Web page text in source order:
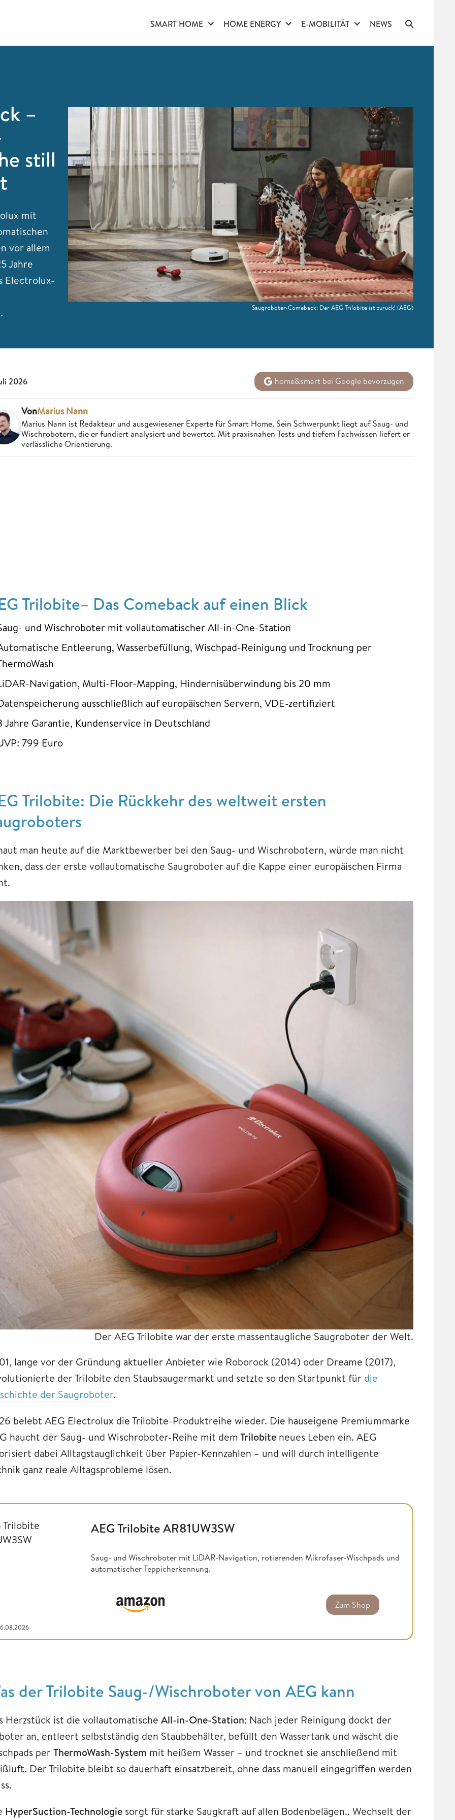
SMART HOME HOME ENERGY E-MOBILITÄT NEWS
–
still
mit
vor allem
Jahre
Electrolux-
Saugroboter-Comeback: Der AEG Trilobite ist zurück!(AEG)
2026 home&smart bei Google bevorzugen
VonMarius Nann
Marius Nann ist Redakteur und ausgewiesener Experte für Smart Home. Sein Schwerpunkt liegt auf Saug- und
Wischrobotern, die er fundiert analysiert und bewertet. Mit praxisnahen Tests und tiefem Fachwissen liefert er
verlässliche Orientierung.
Trilobite– Das Comeback auf einen Blick
und Wischroboter mit vollautomatischer All-in-One-Station
Entleerung, Wasserbefüllung, Wischpad-Reinigung und Trocknung per
Navigation, Multi-Floor-Mapping, Hindernisüberwindung bis 20 mm
ausschließlich auf europäischen Servern, VDE-zertifiziert
Jahre Garantie, Kundenservice in Deutschland
799 Euro
Trilobite: Die Rückkehr des weltweit ersten
man heute auf die Marktbewerber bei den Saug- und Wischrobotern, würde man nicht
dass der erste vollautomatische Saugroboter auf die Kappe einer europäischen Firma
Der AEG Trilobite war der erste massentaugliche Saugroboter der Welt.
lange vor der Gründung aktueller Anbieter wie Roborock (2014) oder Dreame (2017),
der Trilobite den Staubsaugermarkt und setzte so den Startpunkt für die
der Saugroboter.
belebt AEG Electrolux die Trilobite-Produktreihe wieder. Die hauseigene Premiummarke
haucht der Saug- und Wischroboter-Reihe mit dem Trilobite neues Leben ein. AEG
dabei Alltagstauglichkeit über Papier-Kennzahlen – und will durch intelligente
ganz reale Alltagsprobleme lösen.
AEG Trilobite AR81UW3SW
Saug- und Wischroboter mit LiDAR-Navigation, rotierenden Mikrofaser-Wischpads und
automatischer Teppicherkennung.
Zum Shop
der Trilobite Saug-/Wischroboter von AEG kann
Herzstück ist die vollautomatische All-in-One-Station: Nach jeder Reinigung dockt der
an, entleert selbstständig den Staubbehälter, befüllt den Wassertank und wäscht die
perThermoWash-System mit heißem Wasser – und trocknet sie anschließend mit
Der Trilobite bleibt so dauerhaft einsatzbereit, ohne dass manuell eingegriffen werden
HyperSuction-Technologie sorgt für starke Saugkraft auf allen Bodenbelägen.. Wechselt der